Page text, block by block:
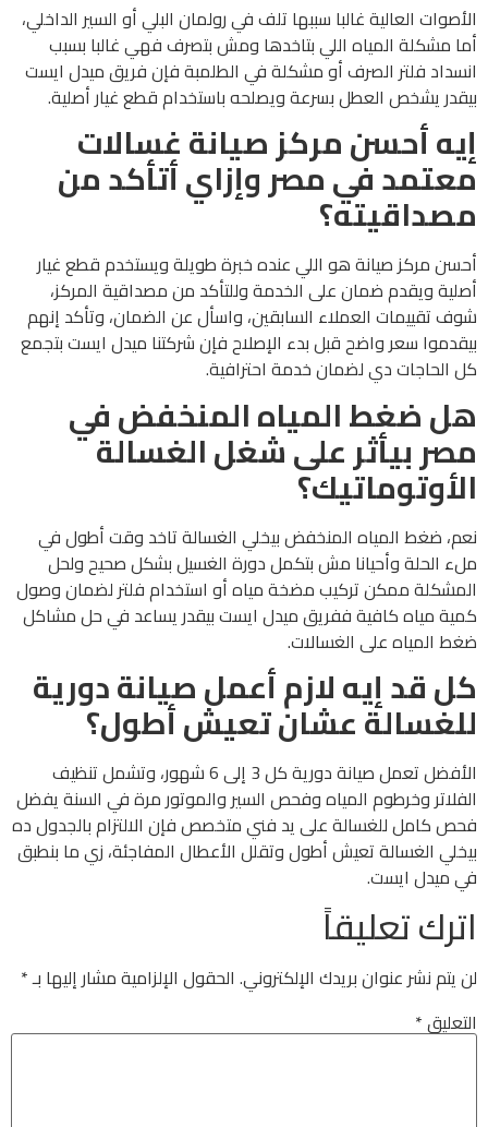
الأصوات العالية غالبا سببها تلف في رولمان البلي أو السير الداخلي،
أما مشكلة المياه اللي بتاخدها ومش بتصرف فهي غالبا بسبب
انسداد فلتر الصرف أو مشكلة في الطلمبة فإن فريق ميدل ايست
بيقدر يشخص العطل بسرعة ويصلحه باستخدام قطع غيار أصلية.
إيه أحسن مركز صيانة غسالات
معتمد في مصر وإزاي أتأكد من
مصداقيته؟
أحسن مركز صيانة هو اللي عنده خبرة طويلة ويستخدم قطع غيار
أصلية ويقدم ضمان على الخدمة وللتأكد من مصداقية المركز،
شوف تقييمات العملاء السابقين، واسأل عن الضمان، وتأكد إنهم
بيقدموا سعر واضح قبل بدء الإصلاح فإن شركتنا ميدل ايست بتجمع
كل الحاجات دي لضمان خدمة احترافية.
هل ضغط المياه المنخفض في
مصر بيأثر على شغل الغسالة
الأوتوماتيك؟
نعم، ضغط المياه المنخفض بيخلي الغسالة تاخد وقت أطول في
ملء الحلة وأحيانا مش بتكمل دورة الغسيل بشكل صحيح ولحل
المشكلة ممكن تركيب مضخة مياه أو استخدام فلتر لضمان وصول
كمية مياه كافية ففريق ميدل ايست بيقدر يساعد في حل مشاكل
ضغط المياه على الغسالات.
كل قد إيه لازم أعمل صيانة دورية
للغسالة عشان تعيش أطول؟
الأفضل تعمل صيانة دورية كل 3 إلى 6 شهور، وتشمل تنظيف
الفلاتر وخرطوم المياه وفحص السير والموتور مرة في السنة يفضل
فحص كامل للغسالة على يد فني متخصص فإن الالتزام بالجدول ده
بيخلي الغسالة تعيش أطول وتقلل الأعطال المفاجئة، زي ما بنطبق
في ميدل ايست.
اترك تعليقاً
لن يتم نشر عنوان بريدك الإلكتروني. الحقول الإلزامية مشار إليها بـ*
التعليق*